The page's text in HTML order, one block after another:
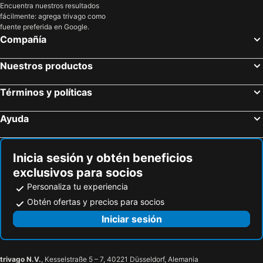
Hotel Eiffel
Residencial Carlos
Palmetto Hotel Business San Miguel
Barranco, Lima Hoteles
San Borja, Lima Hoteles
Canoas de Punta Sal, Tumbes Hoteles
Piura, Piura Hoteles
Bocapán, Tumbes Hoteles
Encuentra nuestros resultados
fácilmente: agrega trivago como
fuente preferida en Google.
Compañía
Nuestros productos
Términos y políticas
Ayuda
Inicia sesión y obtén beneficios
exclusivos para socios
Personaliza tu experiencia
Obtén ofertas y precios para socios
Iniciar sesión
trivago N.V., Kesselstraße 5 – 7, 40221 Düsseldorf, Alemania